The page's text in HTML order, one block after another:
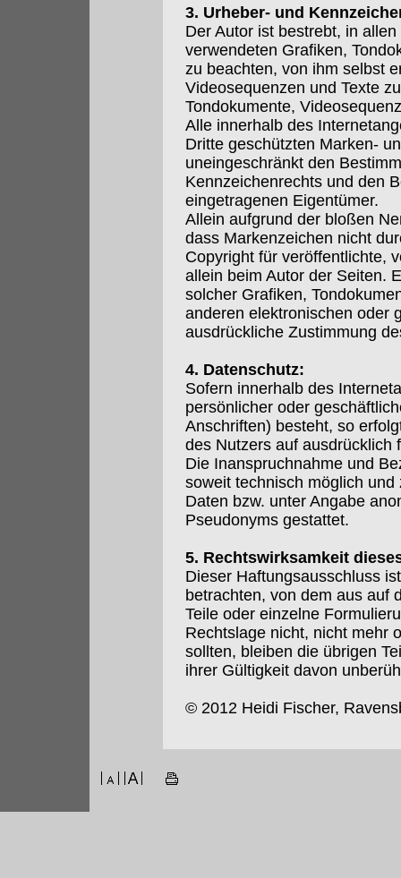
3. Urheber- und
Der Autor ist bestrebt, in
verwendeten Grafiken,
zu beachten, von ihm selbst
Videosequenzen und Texte
Tondokumente,
Alle innerhalb des
Dritte geschützten Marken-
uneingeschränkt den
Kennzeichenrechts und den
eingetragenen Eigentümer.
Allein aufgrund der bloßen
dass Markenzeichen nicht
Copyright für veröffentlichte,
allein beim Autor der Seiten.
solcher Grafiken,
anderen elektronischen oder
ausdrückliche Zustimmung
4. Datenschutz:
Sofern innerhalb des
persönlicher oder
Anschriften) besteht, so
des Nutzers auf ausdrücklich
Die Inanspruchnahme und
soweit technisch möglich
Daten bzw. unter Angabe
Pseudonyms gestattet.
5. Rechtswirksamkeit
Dieser Haftungsausschluss
betrachten, von dem aus auf
Teile oder einzelne
Rechtslage nicht, nicht mehr
sollten, bleiben die übrigen
ihrer Gültigkeit davon
© 2012 Heidi Fischer,